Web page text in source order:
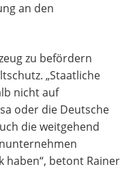
an den
zu befördern
„Staatliche
nicht auf
oder die Deutsche
die weitgehend
haben“, betont Rainer